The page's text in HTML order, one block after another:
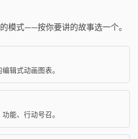
模式——按你要讲的故事选一个。
辑式动画图表。
能、行动号召。